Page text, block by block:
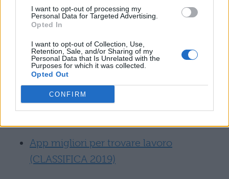
I want to opt-out of processing my
Personal Data for Targeted Advertising.
Opted In
I want to opt-out of Collection, Use,
Retention, Sale, and/or Sharing of my
Personal Data that Is Unrelated with the
Purposes for which it was collected.
Opted Out
CONFIRM
Annuncio anonimo e generico: se
nell’annuncio sono riportati pochi
tratta o meno di una truffa;
Retribuzione: se si parla di ingenti
somme di lavoro da guadagnare subito,
la truffa è dietro l’angolo.
App migliori per trovare lavoro
(CLASSIFICA 2019)